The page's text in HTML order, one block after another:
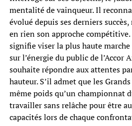
mentalité de vainqueur. Il
évolué depuis ses derniers
en rien son approche
signifie viser la plus haute
sur l’énergie du public de l’Accor
souhaite répondre aux attentes
hauteur. S’il admet que les
même poids qu’un championnat
travailler sans relâche pour être
capacités lors de chaque